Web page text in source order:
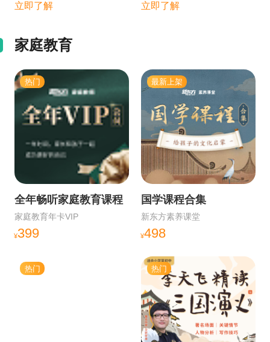
立即了解 立即了解
家庭教育
全年畅听家庭教育课程
家庭教育年卡VIP
¥399
热门
国学课程合集
新东方素养课堂
¥498
最新上架
热门 热门